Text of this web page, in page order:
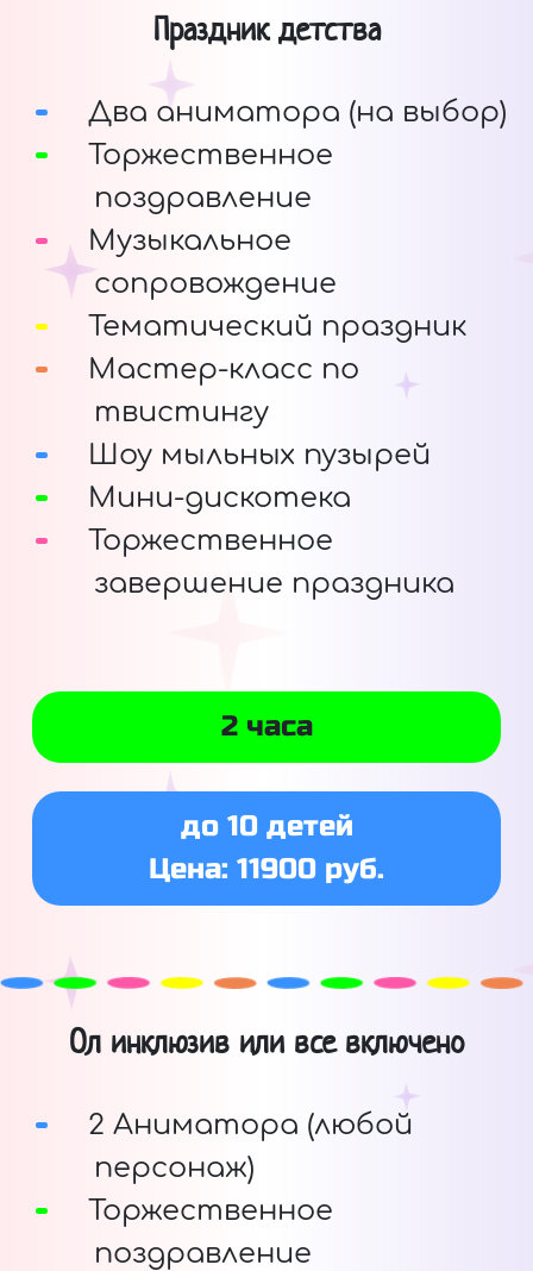
Праздник детства
Два аниматора (на выбор)
Торжественное
поздравление
Музыкальное
сопровождение
Тематический праздник
Мастер-класс по
твистингу
Шоу мыльных пузырей
Мини-дискотека
Торжественное
завершение праздника
2 часа
до 10 детей
Цена: 11900 руб.
Ол инклюзив или все включено
2 Аниматора (любой
персонаж)
Торжественное
поздравление